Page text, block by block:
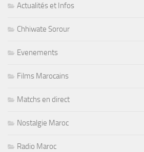
Actualités et Infos
Chhiwate Sorour
Evenements
Films Marocains
Matchs en direct
Nostalgie Maroc
Radio Maroc